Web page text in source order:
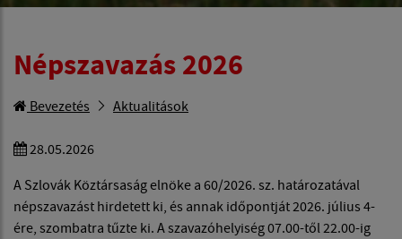
Népszavazás 2026
Bevezetés Aktualitások
28.05.2026
A Szlovák Köztársaság elnöke a 60/2026. sz. határozatával
népszavazást hirdetett ki, és annak időpontját 2026. július 4-
ére, szombatra tűzte ki. A szavazóhelyiség 07.00-től 22.00-ig